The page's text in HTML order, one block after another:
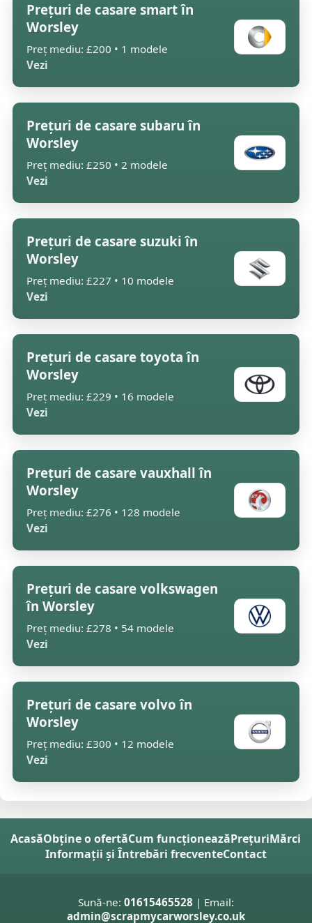
Prețuri de casare smart în
Worsley
Preț mediu: £200 • 1 modele
Vezi
Prețuri de casare subaru în
Worsley
Preț mediu: £250 • 2 modele
Vezi
Prețuri de casare suzuki în
Worsley
Preț mediu: £227 • 10 modele
Vezi
Prețuri de casare toyota în
Worsley
Preț mediu: £229 • 16 modele
Vezi
Prețuri de casare vauxhall în
Worsley
Preț mediu: £276 • 128 modele
Vezi
Prețuri de casare volkswagen
în Worsley
Preț mediu: £278 • 54 modele
Vezi
Prețuri de casare volvo în
Worsley
Preț mediu: £300 • 12 modele
Vezi
AcasăObține o ofertăCum funcționeazăPrețuriMărci
Informații și Întrebări frecventeContact
Sună-ne: 01615465528 | Email:
admin@scrapmycarworsley.co.uk